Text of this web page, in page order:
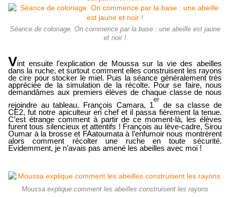
Séance de coloriage. On commence par la base : une abeille est jaune
et noir !
Vint ensuite l’explication de Moussa sur la vie des abeilles
dans la ruche, et surtout comment elles construisent les rayons
de cire pour stocker le miel. Puis la séance généralement très
appréciée de la simulation de la récolte. Pour se faire, nous
demandâmes aux premiers élèves de chaque classe de nous
rejoindre au tableau. François Camara, 1
er
de sa classe de
CE2, fut notre apiculteur en chef et il passa fièrement la tenue.
C’est étrange comment à partir de ce moment-là, les élèves
furent tous silencieux et attentifs ! François au lève-cadre, Sirou
Oumar à la brosse et FAatoumata à l’enfumoir nous montrèrent
alors comment récolter une ruche en toute sécurité.
Evidemment, je n’avais pas amené les abeilles avec moi !
Moussa explique comment les abeilles construisent les rayons